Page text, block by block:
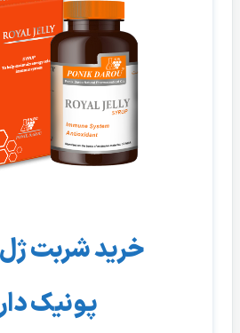
خرید شربت
پونیک